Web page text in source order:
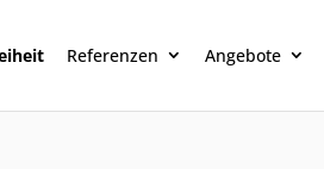
Referenzen Angebote